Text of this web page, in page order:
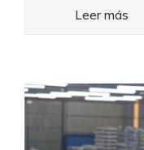
Leer más